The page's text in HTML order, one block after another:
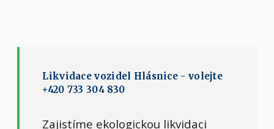
Likvidace vozidel Hlásnice - volejte
+420 733 304 830
Zajistíme ekologickou likvidaci